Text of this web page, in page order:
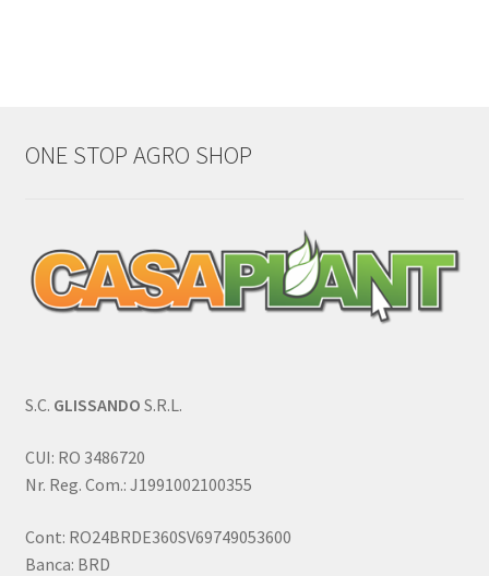
ONE STOP AGRO SHOP
S.C. GLISSANDO S.R.L.
CUI: RO 3486720
Nr. Reg. Com.: J1991002100355
Cont: RO24BRDE360SV69749053600
Banca: BRD